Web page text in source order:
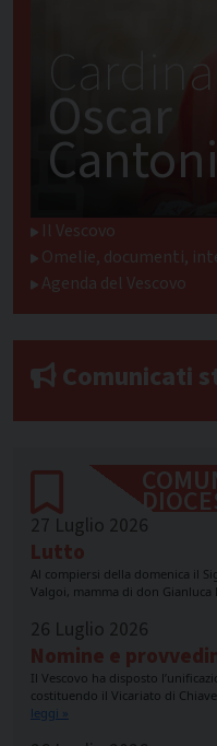
Oscar
Cantoni
Il Vescovo
Omelie, documenti,
Agenda del Vescovo
Comunicati
27 Luglio 2026
Lutto
Al compiersi della domenica il
Valgoi, mamma di don Gianluca
26 Luglio 2026
Nomine e
Il Vescovo ha disposto
costituendo il Vicariato di
leggi »